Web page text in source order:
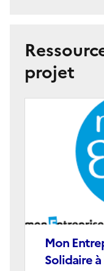
projet
Mon
Solidaire
couverture
(conseillée)